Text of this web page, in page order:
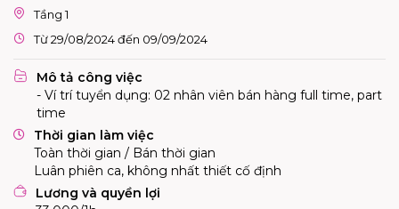
Tầng 1
Từ 29/08/2024 đến 09/09/2024
Mô tả công việc
- Ví trí tuyển dụng: 02 nhân viên bán hàng full time, part
time
Thời gian làm việc
Toàn thời gian / Bán thời gian
Luân phiên ca, không nhất thiết cố định
Lương và quyền lợi